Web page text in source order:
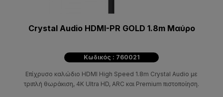
Crystal Audio HDMI-PR GOLD 1.8m Μαύρο
Κωδικός : 760021
Επίχρυσο καλώδιο HDMI High Speed 1.8m Crystal Audio με
τριπλή θωράκιση, 4K Ultra HD, ARC και Premium πιστοποίηση.